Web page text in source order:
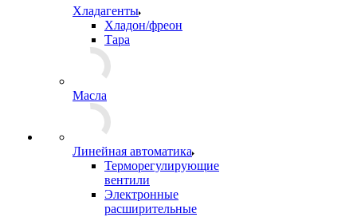
Хладагенты
Хладон/фреон
Тара
Масла
Линейная автоматика
Терморегулирующие
вентили
Электронные
расширительные